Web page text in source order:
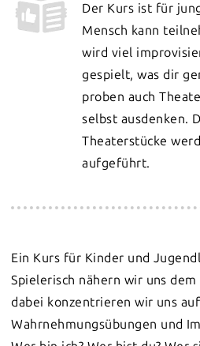
Der Kurs ist für
Mensch kann
wird viel
gespielt, was dir
proben auch
selbst ausdenken.
Theaterstücke
aufgeführt.
Ein Kurs für Kinder und
Spielerisch nähern wir uns
dabei konzentrieren wir uns auf
Wahrnehmungsübungen und